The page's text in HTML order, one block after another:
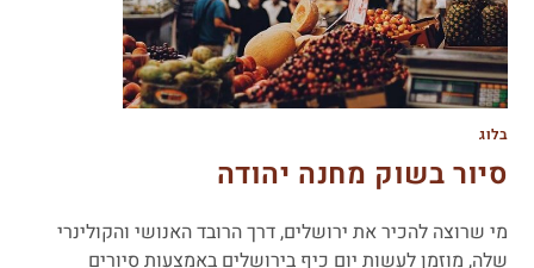
בלוג
סיור בשוק מחנה יהודה
מי שרוצה להכיר את ירושלים, דרך הרובד האנושי והקולינרי
שלה, מוזמן לעשות יום כיף בירושלים באמצעות סיורים